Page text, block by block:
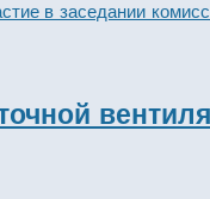
в заседании